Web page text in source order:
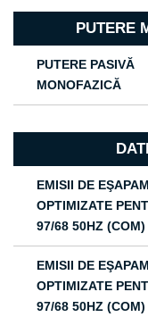
PUTERE
PUTERE PASIVĂ
MONOFAZICĂ
EMISII DE
OPTIMIZATE
97/68 50HZ (COM)
EMISII DE
OPTIMIZATE
97/68 50HZ (COM)